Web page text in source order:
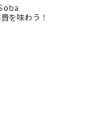
を味わう！